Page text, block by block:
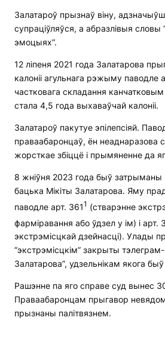
Залатароў прызнаў віну,
супраціўляўся, а абразлівыя словы
эмоцыях”.
12 ліпеня 2021 года Залатарова
калоніі агульнага рэжыму
частковага складання
стала 4,5 года выхаваўчай калоніі.
Залатароў пакутуе эпілепсіяй.
праваабаронцаў, ён неаднаразова
жорсткае збіццё і прымяненне да
8 жніўня 2023 года быў затрыманы
бацька Мікіты Залатарова. Яму
паводле арт. 3611 (стварэнне
фарміравання або ўдзел у ім) і арт.
экстрэмісцкай дзейнасці). Улады
“экстрэмісцкім” закрыты тэлеграм-
Залатарова”, удзельнікам якога
Рашэнне па яго справе суд вынес
Праваабаронцам прыгавор
прызнаны палітвязнем.